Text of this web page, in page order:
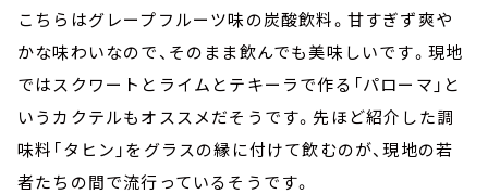
こちらはグレープフルーツ味の炭酸飲料。甘すぎず爽や
かな味わいなので、そのまま飲んでも美味しいです。現地
ではスクワートとライムとテキーラで作る「パローマ」と
いうカクテルもオススメだそうです。先ほど紹介した調
味料「タヒン」をグラスの縁に付けて飲むのが、現地の若
者たちの間で流行っているそうです。